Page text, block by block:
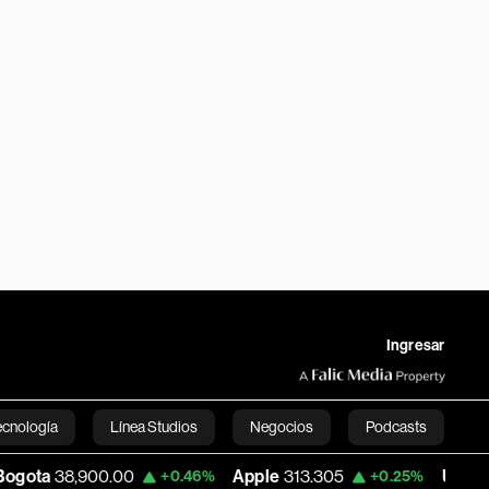
Ingresar
Línea Studios Negocios Podcasts
English
+0.46% Apple 313.305 +0.25% USD COP 3,159.60